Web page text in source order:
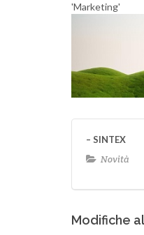
'Marketing'
SINTEX
Novità
Modifiche